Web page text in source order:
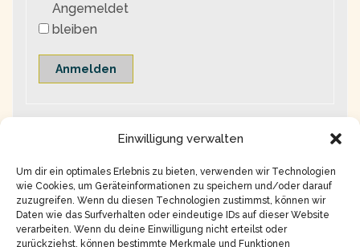
Einwilligung verwalten
Um dir ein optimales Erlebnis zu bieten, verwenden wir Technologien
wie Cookies, um Geräteinformationen zu speichern und/oder darauf
zuzugreifen. Wenn du diesen Technologien zustimmst, können wir
Daten wie das Surfverhalten oder eindeutige IDs auf dieser Website
verarbeiten. Wenn du deine Einwilligung nicht erteilst oder
zurückziehst, können bestimmte Merkmale und Funktionen
Angemeldet
bleiben
Anmelden